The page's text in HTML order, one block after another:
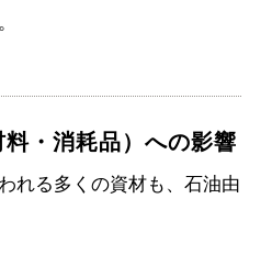
・消耗品）への影響
れる多くの資材も、石油由